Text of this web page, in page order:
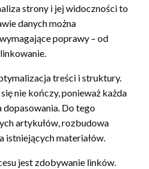
strony i jej widoczności to
danych można
poprawy – od
treści i struktury.
nie kończy, ponieważ każda
Do tego
artykułów, rozbudowa
istniejących materiałów.
jest zdobywanie linków.